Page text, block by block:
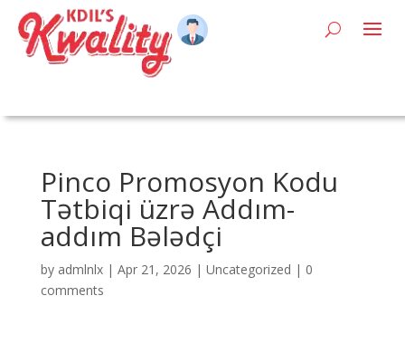
Pinco Promosyon Kodu
Tətbiqi üzrə Addım-
addım Bələdçi
by admlnlx| Apr 21, 2026 | Uncategorized | 0
comments